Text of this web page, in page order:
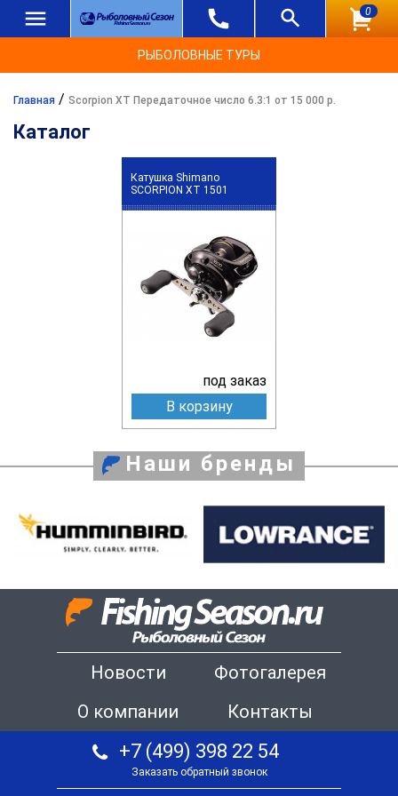
0
РЫБОЛОВНЫЕ ТУРЫ
Главная / Scorpion XT Передаточное число 6.3:1 от 15 000 р.
Каталог
Катушка Shimano
SCORPION XT 1501
под заказ
В корзину
Наши бренды
Новости
Фотогалерея
О компании
Контакты
+7 (499) 398 22 54
Заказать обратный звонок